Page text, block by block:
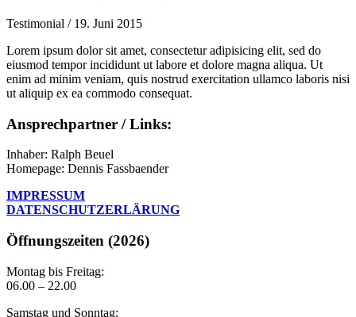
Testimonial / 19. Juni 2015
Lorem ipsum dolor sit amet, consectetur adipisicing elit, sed do
eiusmod tempor incididunt ut labore et dolore magna aliqua. Ut
enim ad minim veniam, quis nostrud exercitation ullamco laboris nisi
ut aliquip ex ea commodo consequat.
Ansprechpartner / Links:
Inhaber: Ralph Beuel
Homepage: Dennis Fassbaender
IMPRESSUM
DATENSCHUTZERLÄRUNG
Öffnungszeiten (2026)
Montag bis Freitag:
06.00 – 22.00
Samstag und Sonntag: